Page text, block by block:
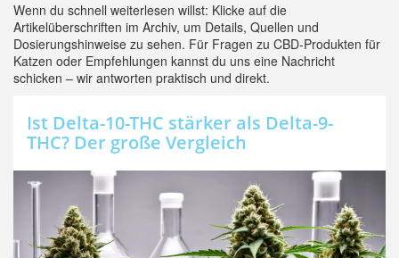
Wenn du schnell weiterlesen willst: Klicke auf die
Artikelüberschriften im Archiv, um Details, Quellen und
Dosierungshinweise zu sehen. Für Fragen zu CBD‑Produkten für
Katzen oder Empfehlungen kannst du uns eine Nachricht
schicken – wir antworten praktisch und direkt.
Ist Delta-10-THC stärker als Delta-9-
THC? Der große Vergleich